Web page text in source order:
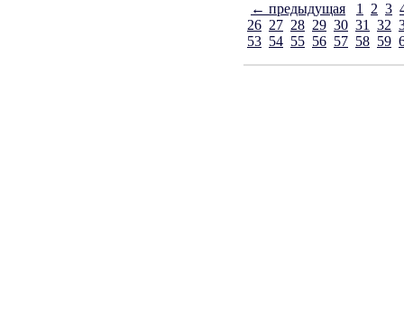
← предыдущая 1 2 3
26 27 28 29 30 31 32
53 54 55 56 57 58 59